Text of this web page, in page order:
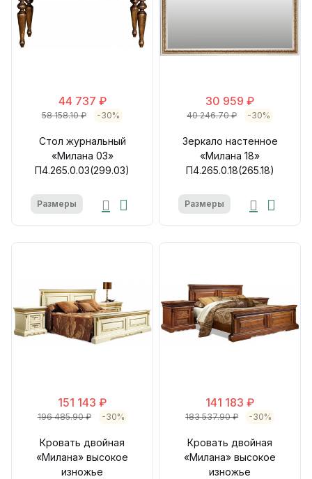
44 737 ₽
58 158.10 ₽ -30%
Стол журнальный
«Милана 03»
П4.265.0.03(299.03)
Размеры
30 959 ₽
40 246.70 ₽ -30%
Зеркало настенное
«Милана 18»
П4.265.0.18(265.18)
Размеры
151 143 ₽
196 485.90 ₽ -30%
Кровать двойная
«Милана» высокое
изножье
141 183 ₽
183 537.90 ₽ -30%
Кровать двойная
«Милана» высокое
изножье